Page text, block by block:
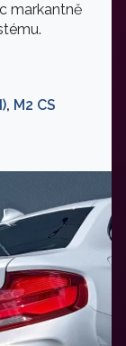
markantně
, M2 CS